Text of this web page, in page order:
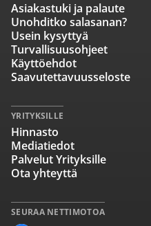
SEURAA NETTIMOTOA
Asiakastuki ja palaute
Unohditko salasanan?
Usein kysyttyä
Turvallisuusohjeet
Käyttöehdot
Saavutettavuusseloste
YRITYKSILLE
Hinnasto
Mediatiedot
Palvelut Yrityksille
Ota yhteyttä